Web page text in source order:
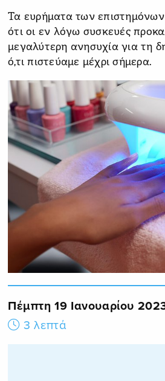
Τα ευρήματα των
ότι οι εν λόγω συσκευές
μεγαλύτερη ανησυχία για τη
ό,τι πιστεύαμε μέχρι σήμερα.
Πέμπτη 19 Ιανουαρίου
3 λεπτά